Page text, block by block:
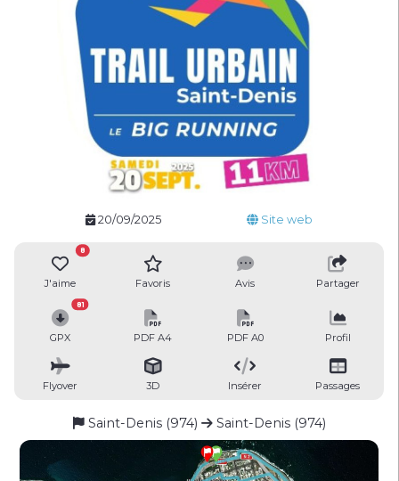
20/09/2025 Site web
J'aime
8
Favoris Avis Partager
GPX
81
PDF A4 PDF A0 Profil
Flyover 3D Insérer Passages
Saint-Denis (974) Saint-Denis (974)